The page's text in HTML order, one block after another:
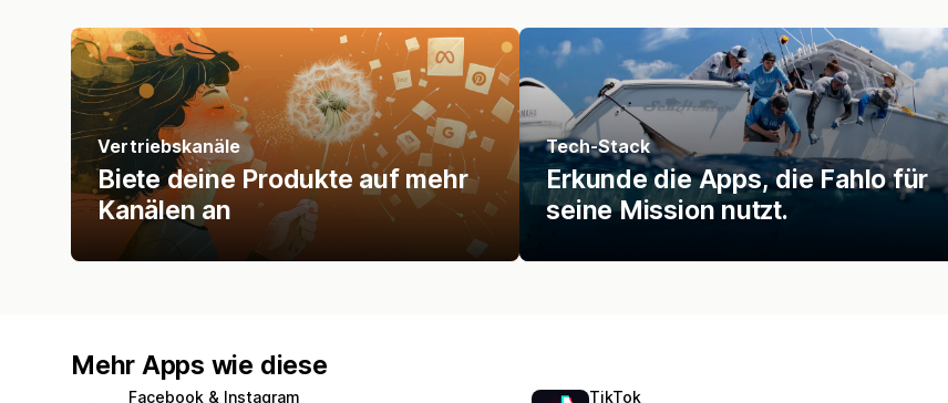
Vertriebskanäle
Biete deine Produkte auf mehr
Kanälen an
Tech-Stack
Erkunde die Apps, die Fahlo für
seine Mission nutzt.
Mehr Apps wie diese
Facebook & Instagram TikTok